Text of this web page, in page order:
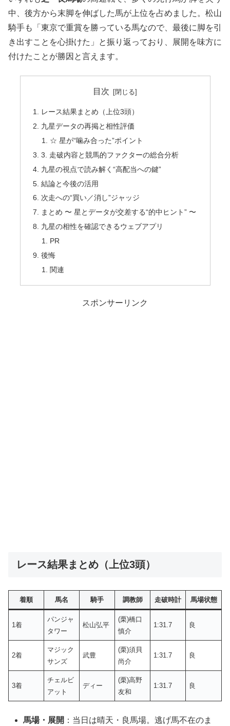
中、後方から末脚を伸ばした馬が上位を占めました。松山
騎手も「東京で重賞を勝っている馬なので、最後に脚を引
き出すことを心掛けた」と振り返っており、展開を味方に
付けたことが勝因と言えます。
目次
レース結果まとめ（上位3頭）
九星データの再掲と相性評価
☆ 星が“噛み合った”ポイント
3. 走破内容と競馬的ファクターの総合分析
九星の視点で読み解く“高配当への鍵”
結論と今後の活用
次走への“買い／消し”ジャッジ
まとめ 〜 星とデータが交差する“的中ヒント” 〜
九星の相性を確認できるウェブアプリ
PR
後悔
関連
スポンサーリンク
レース結果まとめ（上位3頭）
着順 馬名 騎手 調教師 走破時計 馬場状態
1着
パンジャ
タワー
松山弘平
(栗)橋口
慎介
1:31.7 良
2着
マジック
サンズ
武豊
(栗)須貝
尚介
1:31.7 良
3着
チェルビ
アット
ディー
(栗)高野
友和
1:31.7 良
馬場・展開 ：当日は晴天・良馬場。逃げ馬不在のま